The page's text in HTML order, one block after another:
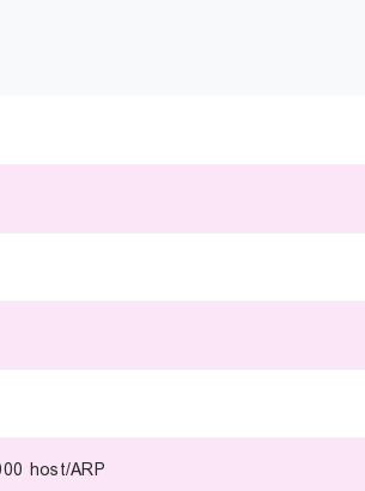
host/ARP